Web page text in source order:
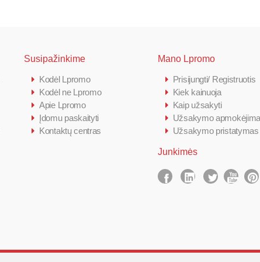
Susipažinkime
Kodėl Lpromo
Kodėl ne Lpromo
Apie Lpromo
Įdomu paskaityti
Kontaktų centras
Mano Lpromo
Prisijungti/ Registruotis
Kiek kainuoja
Kaip užsakyti
Užsakymo
Užsakymo pristatymas
Junkimės